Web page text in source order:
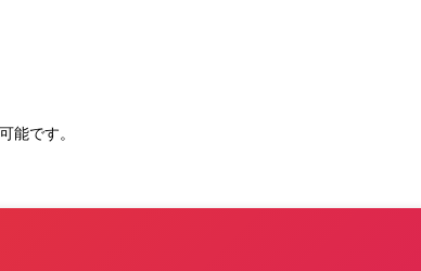
能です。